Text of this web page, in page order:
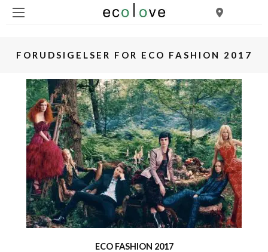
FORUDSIGELSER FOR ECO FASHION 2017
ECO FASHION 2017